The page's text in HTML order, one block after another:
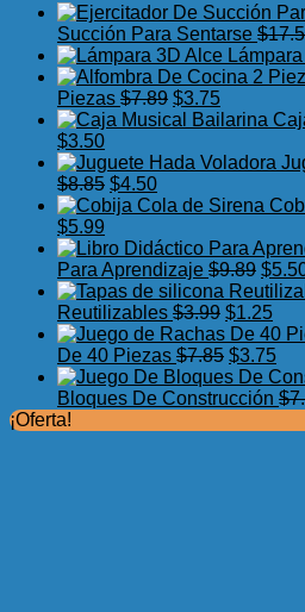
Succión Para Sentarse $
Piezas $7.89 El
precio
era:
$3.75El
precio
es:
El
precio
original
era:
$7.75.
$3.50El
precio
actual
es:
$8.85 El
precio
era:
$8.85.
$4.50El
precio
es:
$4.50.
El
precio
original
era:
$9.75.
$5.99
precio
actual
es:
$5.99.
Para Aprendizaje $9.89 El
era:
$9.89.
$
Reutilizables $3.99 El
precio
original
era:
$3.99.
$1.25El
es:
De 40 Piezas $7.85 El
precio
original
$3.75El
Bloques De Construcción $
¡Oferta!